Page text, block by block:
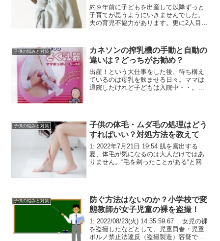
約９年前に子どもを出産して以降ずっと
子育てが思うようにいきませんでした。
夫の育児不協力があります。更に2人目を
ていたことから虐待をしそうになったこ
とがありました。軽い...
子供の悩みと対策
カネソンの搾乳機の手動と自動の
違いは？どっちがお勧め？
出産！という大仕事をした後、待ち構え
ているのは母乳を飲ませる日々。ママは
退院したけれど子どもは入院中・・。母
前に双子を出産したのは...
子供の悩みと対策
子供の体毛・ムダ毛の処理はどう
すればいい？対処方法を教えて
1: 2022年7月21日 19:54 肌を露出する
夏、体毛が気になるのは大人だけではあ
りません。“毛を剃ったことがある“と回答
子供の悩みと対策
防ぐ方法はないのか？小学校で変
態教師が女子児童の裸を盗撮！
1: 2022/08/23(火) 14:35:59.67 女児の裸
を盗撮したなどとして、児童買春・児童
ポルノ禁止法違反（盗撮製造）容疑で逮